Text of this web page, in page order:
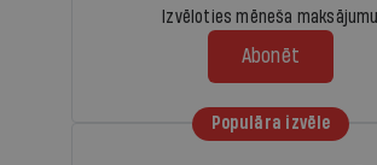
Izvēloties mēneša maksājumu
Abonēt
Populāra izvēle